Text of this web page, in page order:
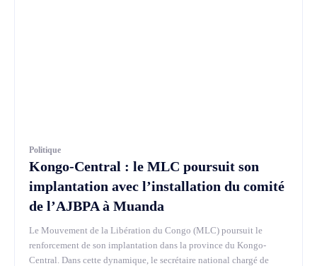
Politique
Kongo-Central : le MLC poursuit son
implantation avec l’installation du comité
de l’AJBPA à Muanda
Le Mouvement de la Libération du Congo (MLC) poursuit le
renforcement de son implantation dans la province du Kongo-
Central. Dans cette dynamique, le secrétaire national chargé de